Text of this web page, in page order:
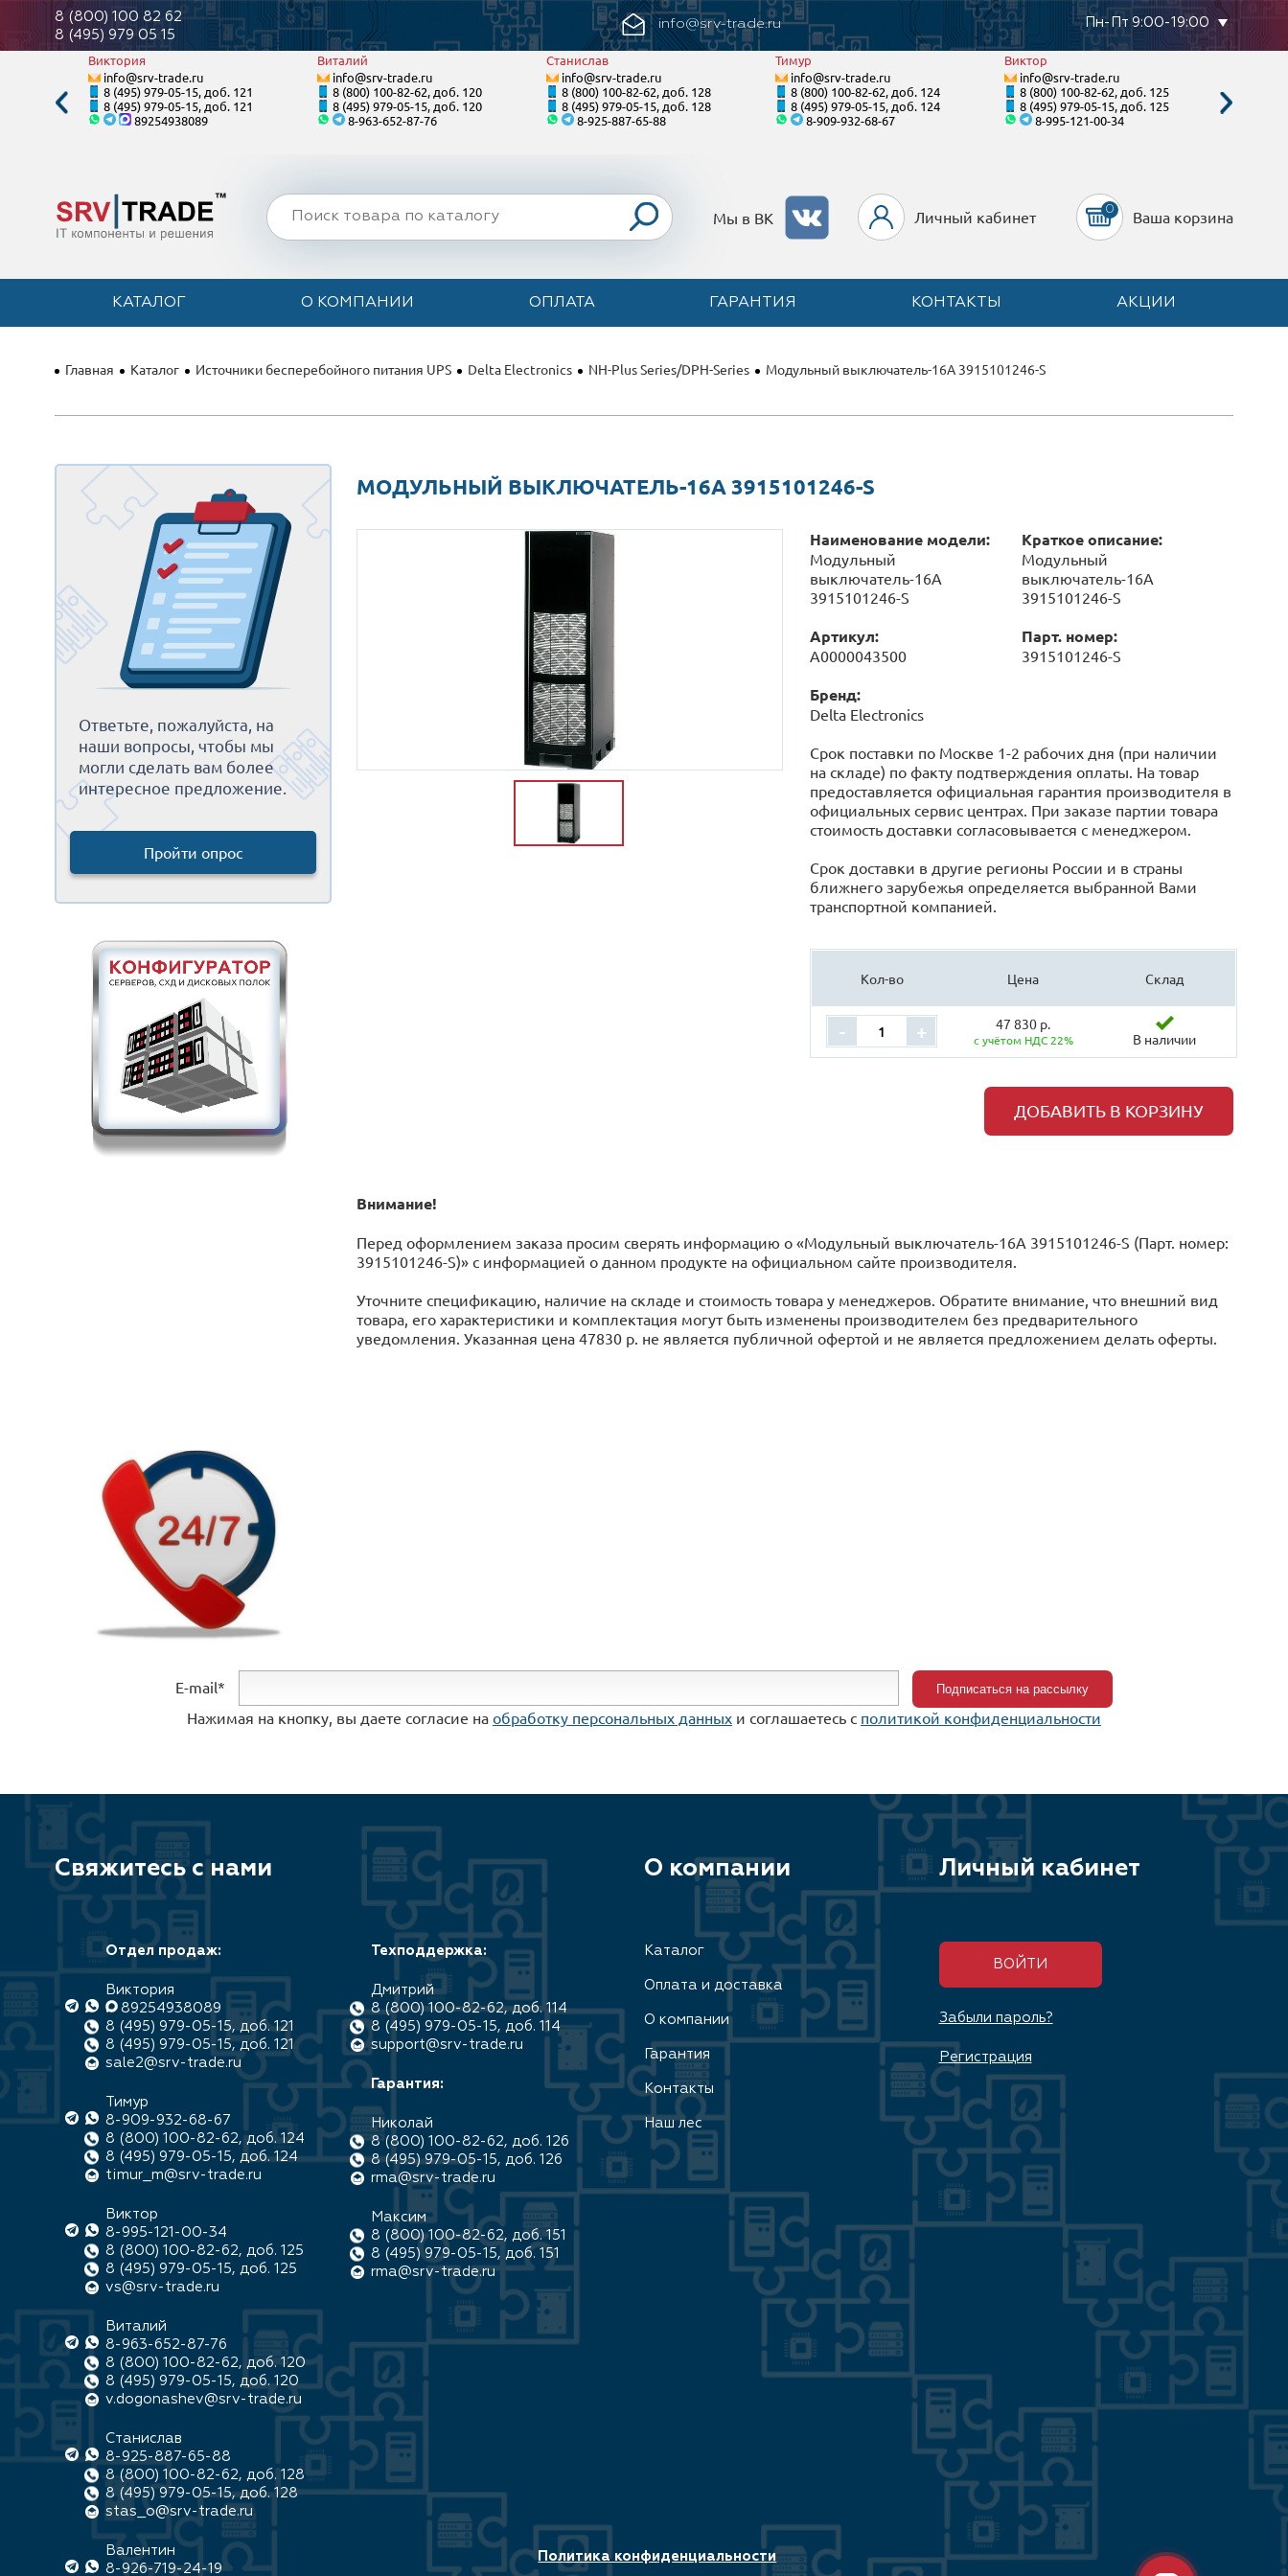
8 (800) 100 82 62
8 (495) 979 05 15
info@srv-trade.ru Пн-Пт 9:00-19:00
Виктория
info@srv-trade.ru
8 (495) 979-05-15, доб. 121
8 (495) 979-05-15, доб. 121
89254938089
Виталий
info@srv-trade.ru
8 (800) 100-82-62, доб. 120
8 (495) 979-05-15, доб. 120
8-963-652-87-76
Станислав
info@srv-trade.ru
8 (800) 100-82-62, доб. 128
8 (495) 979-05-15, доб. 128
8-925-887-65-88
Тимур
info@srv-trade.ru
8 (800) 100-82-62, доб. 124
8 (495) 979-05-15, доб. 124
8-909-932-68-67
Виктор
info@srv-trade.ru
8 (800) 100-82-62, доб. 125
8 (495) 979-05-15, доб. 125
8-995-121-00-34
КАТАЛОГ О КОМПАНИИ ОПЛАТА ГАРАНТИЯ КОНТАКТЫ АКЦИИ
Мы в ВК Личный кабинет 0 Ваша корзина
Главная Каталог Источники бесперебойного питания UPS Delta Electronics NH-Plus Series/DPH-Series Модульный выключатель-16А 3915101246-S
Ответьте, пожалуйста, на
наши вопросы, чтобы мы
могли сделать вам более
интересное предложение.
Пройти опрос
МОДУЛЬНЫЙ ВЫКЛЮЧАТЕЛЬ-16А 3915101246-S
Наименование модели:
Модульный
выключатель-16А
3915101246-S
Краткое описание:
Модульный
выключатель-16А
3915101246-S
Артикул:
А0000043500
Парт. номер:
3915101246-S
Бренд:
Delta Electronics
Срок поставки по Москве 1-2 рабочих дня (при наличии
на складе) по факту подтверждения оплаты. На товар
предоставляется официальная гарантия производителя в
официальных сервис центрах. При заказе партии товара
стоимость доставки согласовывается с менеджером.
Срок доставки в другие регионы России и в страны
ближнего зарубежья определяется выбранной Вами
транспортной компанией.
Кол-во Цена Склад
- + 47 830 р.
с учётом НДС 22% В наличии
ДОБАВИТЬ В КОРЗИНУ
Внимание!
Перед оформлением заказа просим сверять информацию о «Модульный выключатель-16А 3915101246-S (Парт. номер:
3915101246-S)» с информацией o данном продукте на официальном сайте производителя.
Уточните спецификацию, наличие на складе и стоимость товара у менеджеров. Обратите внимание, что внешний вид
товара, его характеристики и комплектация могут быть изменены производителем без предварительного
уведомления. Указанная цена 47830 р. не является публичной офертой и не является предложением делать оферты.
E-mail*
Нажимая на кнопку, вы даете согласие на обработку персональных данных и соглашаетесь c политикой конфиденциальности
Свяжитесь с нами
Отдел продаж:
Виктория
89254938089
8 (495) 979-05-15, доб. 121
8 (495) 979-05-15, доб. 121
sale2@srv-trade.ru
Тимур
8-909-932-68-67
8 (800) 100-82-62, доб. 124
8 (495) 979-05-15, доб. 124
timur_m@srv-trade.ru
Виктор
8-995-121-00-34
8 (800) 100-82-62, доб. 125
8 (495) 979-05-15, доб. 125
vs@srv-trade.ru
Виталий
8-963-652-87-76
8 (800) 100-82-62, доб. 120
8 (495) 979-05-15, доб. 120
v.dogonashev@srv-trade.ru
Станислав
8-925-887-65-88
8 (800) 100-82-62, доб. 128
8 (495) 979-05-15, доб. 128
stas_o@srv-trade.ru
Валентин
8-926-719-24-19
Техподдержка:
Дмитрий
8 (800) 100-82-62, доб. 114
8 (495) 979-05-15, доб. 114
support@srv-trade.ru
Гарантия:
Николай
8 (800) 100-82-62, доб. 126
8 (495) 979-05-15, доб. 126
rma@srv-trade.ru
Максим
8 (800) 100-82-62, доб. 151
8 (495) 979-05-15, доб. 151
rma@srv-trade.ru
О компании
Каталог
Оплата и доставка
О компании
Гарантия
Контакты
Наш лес
Личный кабинет
ВОЙТИ
Забыли пароль?
Регистрация
Политика конфиденциальности